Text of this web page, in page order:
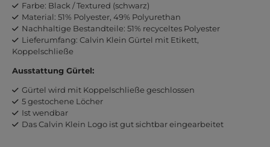
Farbe: Black / Textured (schwarz)
Material: 51% Polyester, 49% Polyurethan
Nachhaltige Bestandteile: 51% recyceltes Polyester
Lieferumfang: Calvin Klein Gürtel mit Etikett,
Koppelschließe
Ausstattung Gürtel:
Gürtel wird mit Koppelschließe geschlossen
5 gestochene Löcher
Ist wendbar
Das Calvin Klein Logo ist gut sichtbar eingearbeitet